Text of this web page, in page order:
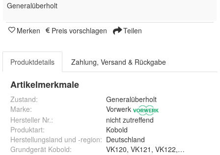
Generalüberholt
Merken Preis vorschlagen Teilen
Produktdetails Zahlung, Versand & Rückgabe
Artikelmerkmale
Zustand:
Generalüberholt
Marke:
Vorwerk
Hersteller Nr.:
nicht zutreffend
Produktart:
Kobold
Herstellungsland und -region: Deutschland
Grundgerät Kobold: VK120, VK121, VK122, VK130,